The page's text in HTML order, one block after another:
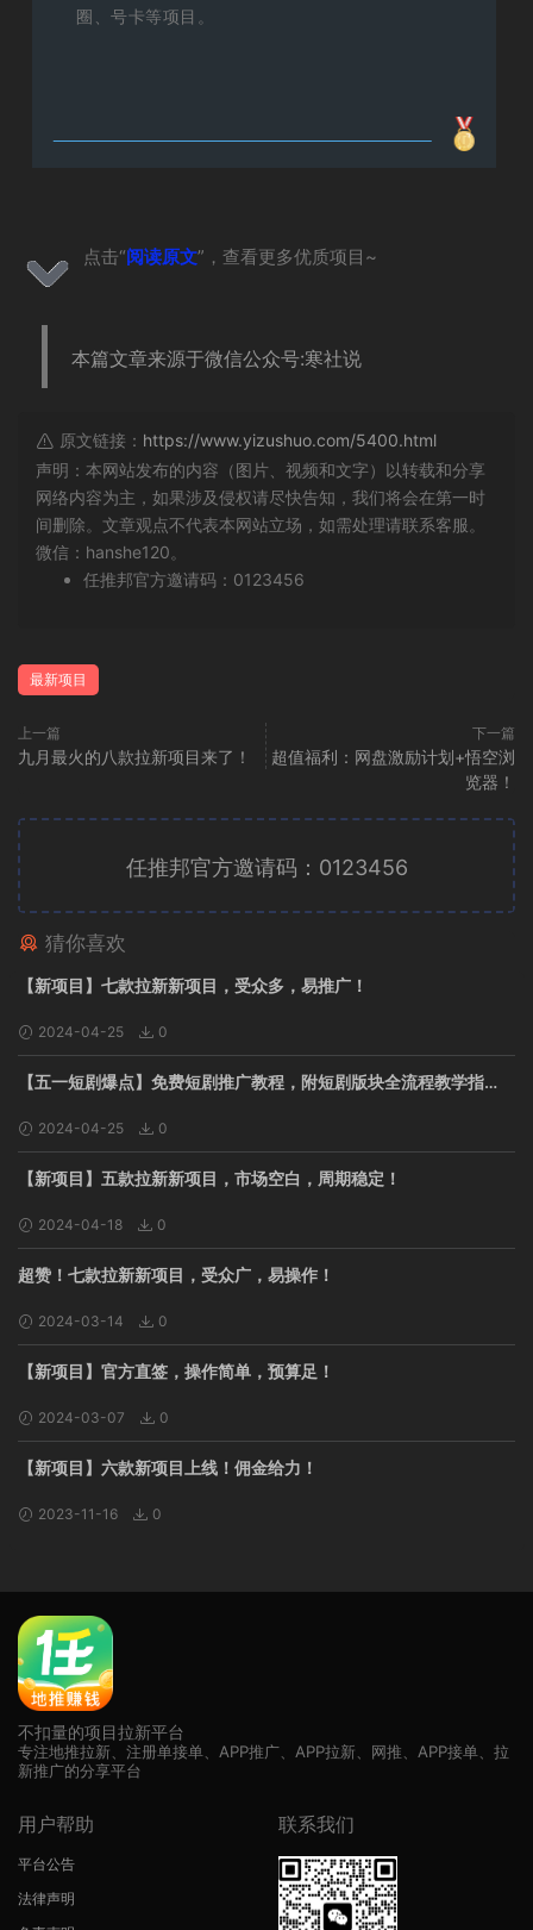
圈、号卡等项目。
点击“阅读原文”，查看更多优质项目~
本篇文章来源于微信公众号:寒社说
原文链接： https://www.yizushuo.com/5400.html
声明：本网站发布的内容（图片、视频和文字）以转载和分享
网络内容为主，如果涉及侵权请尽快告知，我们将会在第一时
间删除。文章观点不代表本网站立场，如需处理请联系客服。
微信：hanshe120。
任推邦官方邀请码：0123456
最新项目
上一篇
九月最火的八款拉新项目来了！
下一篇
超值福利：网盘激励计划+悟空浏
览器！
任推邦官方邀请码：0123456
猜你喜欢
【新项目】七款拉新新项目，受众多，易推广！
2024-04-25 0
【五一短剧爆点】免费短剧推广教程，附短剧版块全流程教学指
2024-04-25 0
【新项目】五款拉新新项目，市场空白，周期稳定！
2024-04-18 0
超赞！七款拉新新项目，受众广，易操作！
2024-03-14 0
【新项目】官方直签，操作简单，预算足！
2024-03-07 0
【新项目】六款新项目上线！佣金给力！
2023-11-16 0
不扣量的项目拉新平台
专注地推拉新、注册单接单、APP推广、APP拉新、网推、APP接单、拉
新推广的分享平台
用户帮助
平台公告
法律声明
联系我们